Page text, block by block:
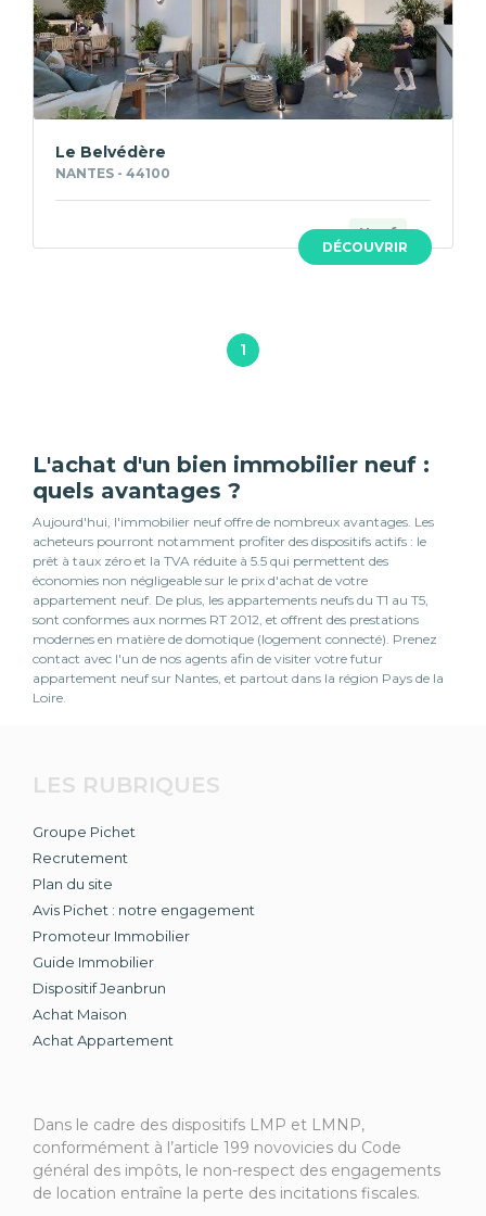
DÉCOUVRIR
Le Belvédère
NANTES - 44100
Neuf
1
L'achat d'un bien immobilier neuf :
quels avantages ?
Aujourd'hui, l'immobilier neuf offre de nombreux avantages. Les
acheteurs pourront notamment profiter des dispositifs actifs : le
prêt à taux zéro et la TVA réduite à 5.5 qui permettent des
économies non négligeable sur le prix d'achat de votre
appartement neuf. De plus, les appartements neufs du T1 au T5,
sont conformes aux normes RT 2012, et offrent des prestations
modernes en matière de domotique (logement connecté). Prenez
contact avec l'un de nos agents afin de visiter votre futur
appartement neuf sur Nantes, et partout dans la région Pays de la
Loire.
LES RUBRIQUES
Groupe Pichet
Recrutement
Plan du site
Avis Pichet : notre engagement
Promoteur Immobilier
Guide Immobilier
Dispositif Jeanbrun
Achat Maison
Achat Appartement
Dans le cadre des dispositifs LMP et LMNP,
conformément à l’article 199 novovicies du Code
général des impôts, le non-respect des engagements
de location entraîne la perte des incitations fiscales.